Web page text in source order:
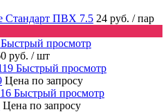
Стандарт ПВХ 7.5 24 руб. / пар
Быстрый просмотр
руб. / шт
Быстрый просмотр
Цена по запросу
Быстрый просмотр
Цена по запросу